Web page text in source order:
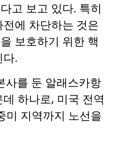
고 보고 있다. 특히
에 차단하는 것은
보호하기 위한 핵
다.
사를 둔 알래스카항
하나로, 미국 전역
미 지역까지 노선을